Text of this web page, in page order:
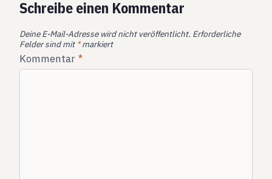
Schreibe einen Kommentar
Deine E-Mail-Adresse wird nicht veröffentlicht. Erforderliche
Felder sind mit *markiert
Kommentar *